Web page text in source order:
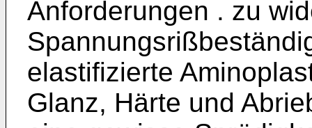
Anforderungen . zu
elastifizierte
Glanz, Härte und